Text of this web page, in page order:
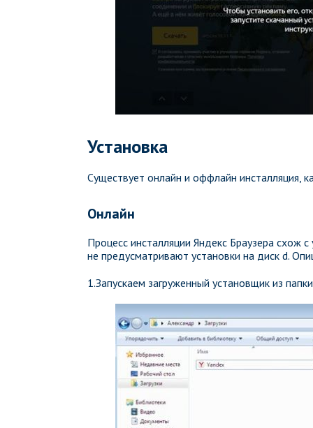
Установка
Существует онлайн и оффлайн инсталляция,
Онлайн
Процесс инсталляции Яндекс Браузера схож
не предусматривают установки на диск d.
1.Запускаем загруженный установщик из